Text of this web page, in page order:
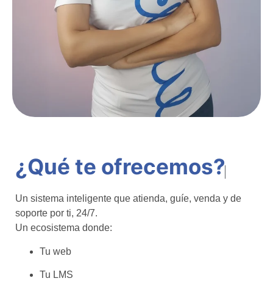
¿Qué te ofrecemos?
Un sistema inteligente que atienda, guíe, venda y de
soporte por ti, 24/7.
Un ecosistema donde:
Tu web
Tu LMS